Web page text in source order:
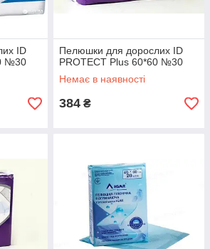
ID
№30
Пелюшки для дорослих ID
PROTECT Plus 60*60 №30
Немає в наявності
384 ₴